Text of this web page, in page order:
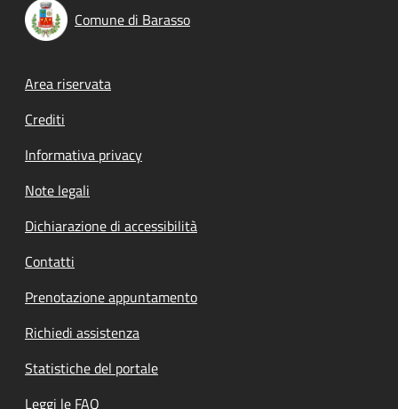
Comune di Barasso
Footer menu
Area riservata
Crediti
Informativa privacy
Note legali
Dichiarazione di accessibilità
Contatti
Prenotazione appuntamento
Richiedi assistenza
Statistiche del portale
Leggi le FAQ